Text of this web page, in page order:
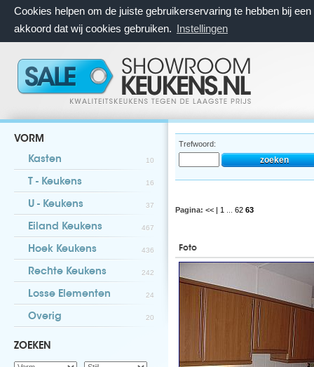
Cookies helpen om de juiste gebruikerservaring te hebben bij
akkoord dat wij cookies gebruiken. Instellingen
VORM
Kasten 10
T - Keukens 16
U - Keukens 37
Eiland Keukens 467
Hoek Keukens 436
Rechte Keukens 242
Losse Elementen 24
Overig 20
ZOEKEN
Trefwoord:
Pagina: << | 1 62 63
Foto